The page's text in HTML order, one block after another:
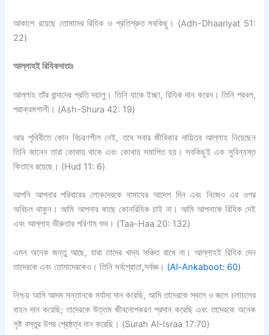
আকাশে রয়েছে তোমাদের রিযিক ও প্রতিশ্রুত সবকিছু। (Adh-Dhaariyat 51:
22)
আল্লাহই রিযিকদাতাঃ
আল্লাহ তাঁর বান্দাদের প্রতি দয়ালু। তিনি যাকে ইচ্ছা, রিযিক দান করেন। তিনি প্রবল,
পরাক্রমশালী । (Ash-Shura 42: 19)
আর পৃথিবীতে কোন বিচরণশীল নেই,তবে সবার জীবিকার দায়িত্ব আল্লাহ নিয়েছেন
তিনি জানেন তারা কোথায় থাকে এবং কোথায় সমাপিত হয়। সবকিছুই এক সুবিন্যস্ত
কিতাবে রয়েছে। (Hud 11: 6)
আপনি আপনার পরিবারের লোকদেরকে নামাযের আদেশ দিন এবং নিজেও এর ওপর
অবিচল থাকুন। আমি আপনার কাছে কোনরিযিক চাই না। আমি আপনাকে রিযিক দেই
এবং আল্লাহ ভীরুতার পরিণাম শুভ। (Taa-Haa 20: 132)
এমন অনেক জন্তু আছে,যারা তাদের খাদ্য সঞ্চিত রাখে না। আল্লাহই রিযিক দেন
তাদেরকে এবং তোমাদেরকেও। তিনি সর্বশ্রোতা,সর্বজ্ঞ। (Al-Ankaboot: 60)
নিশ্চয় আমি আদম সন্তানকে মর্যাদা দান করেছি,আমি তাদেরকে স্থলে ও জলে চলাচলের
বাহন দান করেছি;তাদেরকে উত্তম জীবনোপকরণ প্রদান করেছি এবং তাদেরকে অনেক
সৃষ্ট বস্তুর উপর শ্রেষ্ঠত্ব দান করেছি। (Surah Al-Israa 17:70)